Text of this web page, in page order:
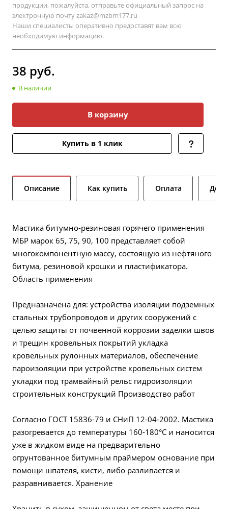
продукции, пожалуйста, отправьте официальный запрос на
электронную почтуzakaz@mzbm177.ru
Наши специалисты оперативно предоставят вам всю
необходимую информацию.
38 руб.
В наличии
В корзину
Купить в 1 клик
Описание Как купить Оплата
Мастика битумно-резиновая горячего применения
МБР марок 65, 75, 90, 100 представляет собой
многокомпонентную массу, состоящую из нефтяного
битума, резиновой крошки и пластификатора.
Область применения
Предназначена для: устройства изоляции подземных
стальных трубопроводов и других сооружений с
целью защиты от почвенной коррозии заделки швов
и трещин кровельных покрытий укладка
кровельных рулонных материалов, обеспечение
пароизоляции при устройстве кровельных систем
укладки под трамвайный рельс гидроизоляции
строительных конструкций Производство работ
Согласно ГОСТ 15836-79 и СНиП 12-04-2002. Мастика
разогревается до температуры 160-180°С и наносится
уже в жидком виде на предварительно
огрунтованное битумным праймером основание при
помощи шпателя, кисти, либо разливается и
разравнивается. Хранение